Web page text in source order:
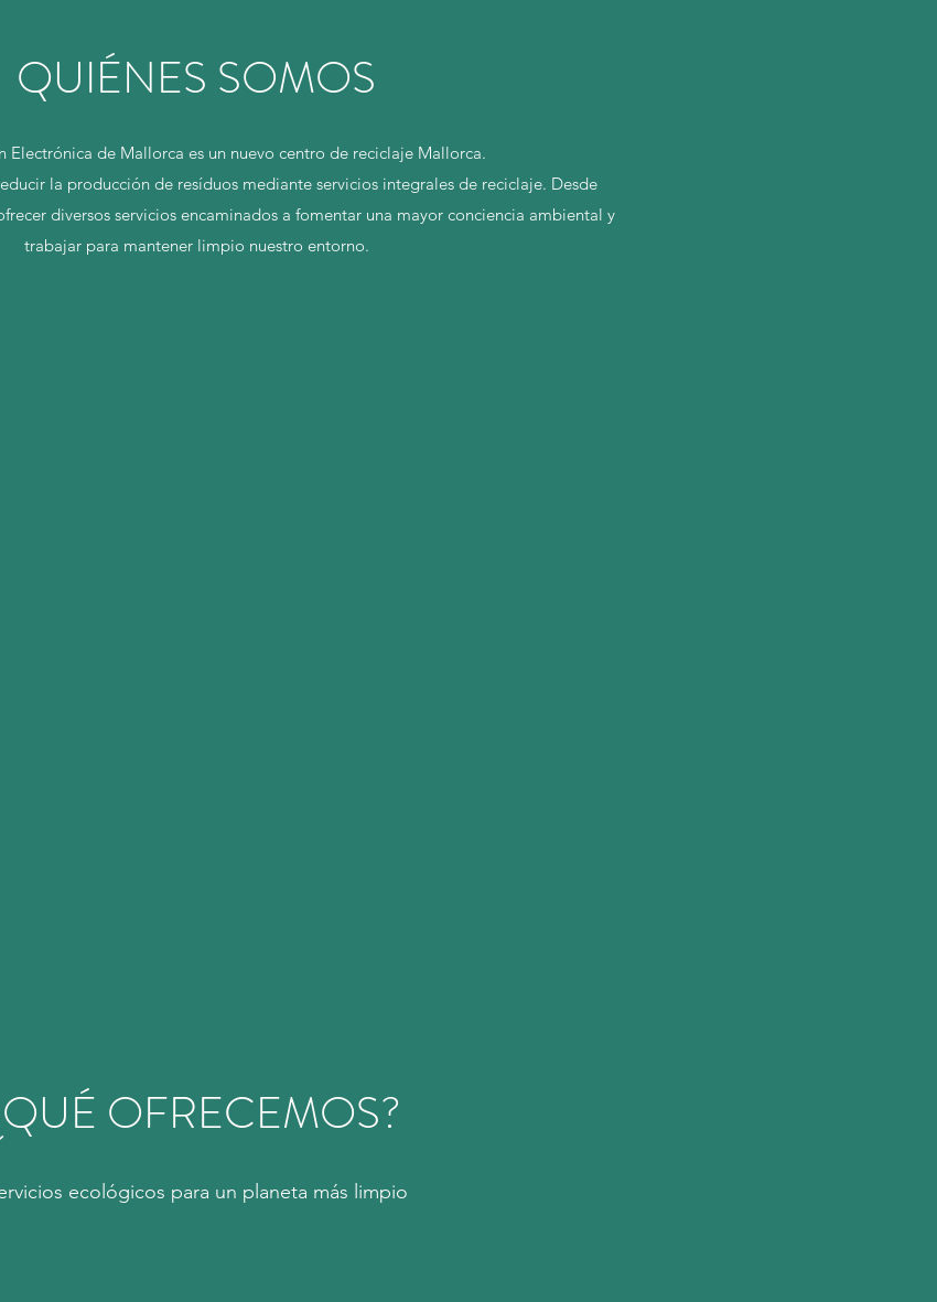
QUIÉNES SOMOS
Electrónica de Mallorca es un nuevo centro de reciclaje Mallorca.
la producción de resíduos mediante servicios integrales de reciclaje. Desde
diversos servicios encaminados a fomentar una mayor conciencia ambiental y
trabajar para mantener limpio nuestro entorno.
OFRECEMOS?
ecológicos para un planeta más limpio